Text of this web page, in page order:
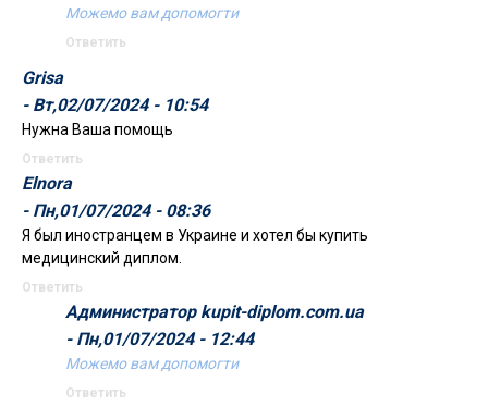
Можемо вам допомогти
Ответить
Grisa
- Вт,02/07/2024 - 10:54
Нужна Ваша помощь
Ответить
Elnora
- Пн,01/07/2024 - 08:36
Я был иностранцем в Украине и хотел бы купить
медицинский диплом.
Ответить
Администратор kupit-diplom.com.ua
- Пн,01/07/2024 - 12:44
Можемо вам допомогти
Ответить